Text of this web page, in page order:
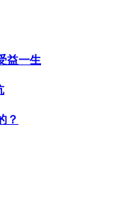
益一生
？